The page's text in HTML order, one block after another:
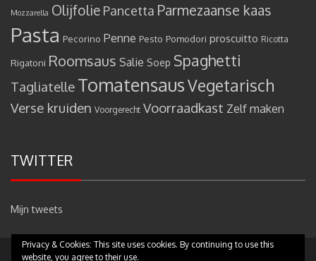
Mozzarella Olijfolie Pancetta Parmezaanse kaas
Pasta Pecorino Penne Pesto Pomodori proscuitto Ricotta
Rigatoni Roomsaus Salie Soep Spaghetti
Tagliatelle TomatensausVegetarisch
Verse kruiden Voorgerecht Voorraadkast Zelf maken
TWITTER
Mijn tweets
Privacy & Cookies: This site uses cookies. By continuing to use this
website, you agree to their use.